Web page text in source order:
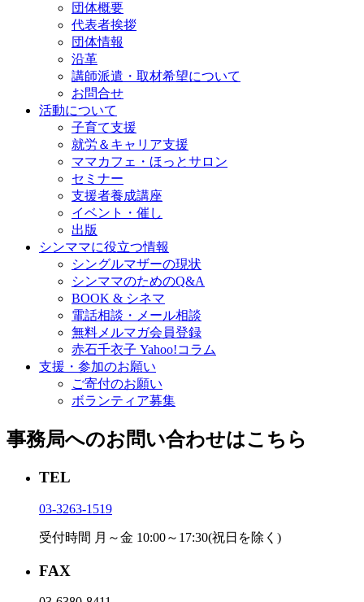
団体概要
代表者挨拶
団体情報
沿革
講師派遣・取材希望について
お問合せ
活動について
子育て支援
就労＆キャリア支援
ママカフェ・ほっとサロン
セミナー
支援者養成講座
イベント・催し
出版
シンママに役立つ情報
シングルマザーの現状
シンママのためのQ&A
BOOK & シネマ
電話相談・メール相談
無料メルマガ会員登録
赤石千衣子 Yahoo!コラム
支援・参加のお願い
ご寄付のお願い
ボランティア募集
事務局へのお問い合わせはこちら
TEL
03-3263-1519
受付時間 月～金 10:00～17:30(祝日を除く)
FAX